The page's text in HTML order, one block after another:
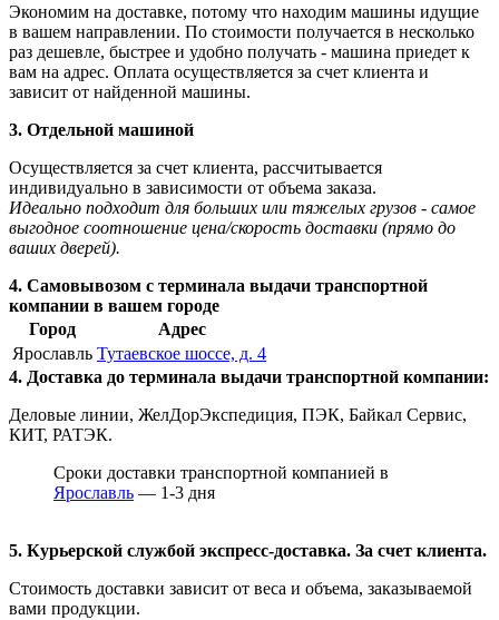
Экономим на доставке, потому что находим машины идущие
в вашем направлении. По стоимости получается в несколько
раз дешевле, быстрее и удобно получать - машина приедет к
вам на адрес. Оплата осуществляется за счет клиента и
зависит от найденной машины.
3. Отдельной машиной
Осуществляется за счет клиента, рассчитывается
индивидуально в зависимости от объема заказа.
Идеально подходит для больших или тяжелых грузов - самое
выгодное соотношение цена/скорость доставки (прямо до
ваших дверей).
4. Самовывозом с терминала выдачи транспортной
компании в вашем городе
Город
Адрес
Ярославль Тутаевское шоссе, д. 4
4. Доставка до терминала выдачи транспортной компании:
Деловые линии, ЖелДорЭкспедиция, ПЭК, Байкал Сервис,
КИТ, РАТЭК.
Сроки доставки транспортной компанией в
Ярославль — 1-3 дня
5. Курьерской службой экспресс-доставка. За счет клиента.
Стоимость доставки зависит от веса и объема, заказываемой
вами продукции.